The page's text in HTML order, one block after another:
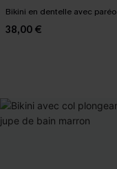
Bikini en dentelle avec paréo
38,00 €